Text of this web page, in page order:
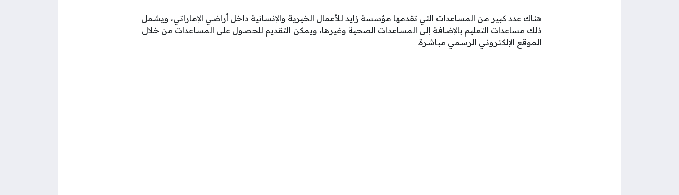
هناك عدد كبير من المساعدات التي تقدمها مؤسسة زايد للأعمال الخيرية والإنسانية داخل أراضي الإماراتي، ويشمل
ذلك مساعدات التعليم بالإضافة إلى المساعدات الصحية وغيرها، ويمكن التقديم للحصول على المساعدات من خلال
الموقع الإلكتروني الرسمي مباشرة.